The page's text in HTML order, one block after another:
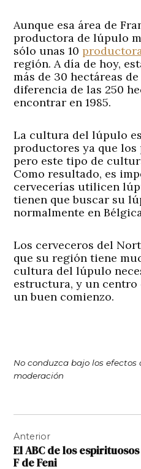
Aunque esa área de
productora de lúpulo
sólo unas 10
región. A día de hoy,
más de 30 hectáreas
diferencia de las 250
encontrar en 1985.
La cultura del lúpulo
productores ya que los
pero este tipo de
Como resultado, es
cervecerías utilicen
tienen que buscar su
normalmente en
Los cerveceros del
que su región tiene
cultura del lúpulo
estructura, y un
un buen comienzo.
No conduzca bajo los efectos
moderación
de
entradas
Anterior
El ABC de los
F de Feni